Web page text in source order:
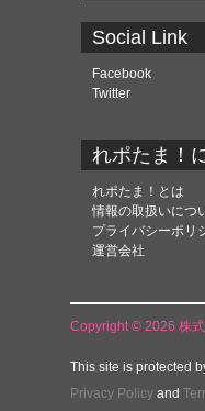
Social Link
Facebook
Twitter
れポたま！
れポたま！とは
情報の取扱いにつ
プライバシーポリ
運営会社
Copyright © 2026 株
This site is protected
Privacy Policy and